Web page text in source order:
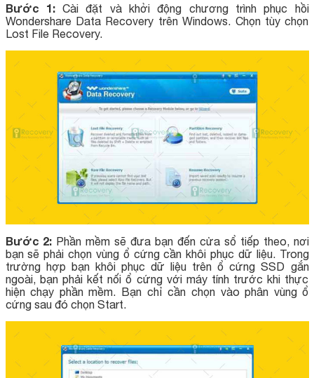
Bước 1:Cài đặt và khởi động chương trình phục hồi
Wondershare Data Recovery trên Windows. Chọn tùy chọn
Lost File Recovery.
Bước 2: Phần mềm sẽ đưa bạn đến cửa sổ tiếp theo, nơi
bạn sẽ phải chọn vùng ổ cứng cần khôi phục dữ liệu. Trong
trường hợp bạn khôi phục dữ liệu trên ổ cứng SSD gắn
ngoài, bạn phải kết nối ổ cứng với máy tính trước khi thực
hiện chạy phần mềm. Bạn chỉ cần chọn vào phân vùng ổ
cứng sau đó chọn Start.